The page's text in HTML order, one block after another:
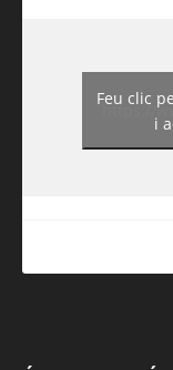
https://
Feu clic
i